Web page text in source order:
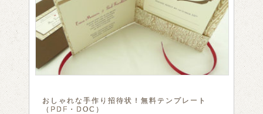
おしゃれな手作り招待状！無料テンプレート
（PDF・DOC）